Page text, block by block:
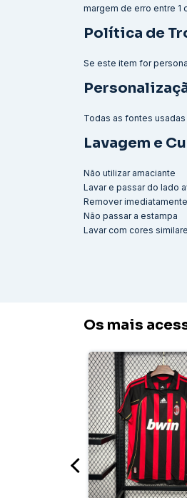
margem de erro entre 1
Política de
Se este item for
Todas as fontes
Lavagem e
Não utilizar amaciante
Lavar e passar do lado
Remover
Não passar a estampa
Lavar com cores
Os mais